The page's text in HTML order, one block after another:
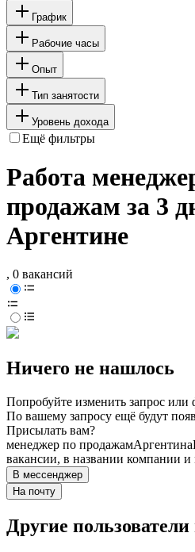
График
Рабочие часы
Опыт
Тип занятости
Уровень дохода
Ещё фильтры
Работа
продажам за 3
Аргентине
, 0 вакансий
Ничего не нашлось
Попробуйте изменить запрос или
По вашему запросу ещё будут
Присылать вам?
менеджер по продажамАргентина
вакансии, в названии компании
В мессенджер
На почту
Другие